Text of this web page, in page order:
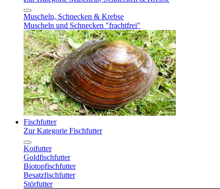
Muscheln, Schnecken & Krebse
Muscheln und Schnecken "frachtfrei"
Fischfutter
Zur Kategorie Fischfutter
Koifutter
Goldfischfutter
Biotopfischfutter
Besatzfischfutter
Störfutter